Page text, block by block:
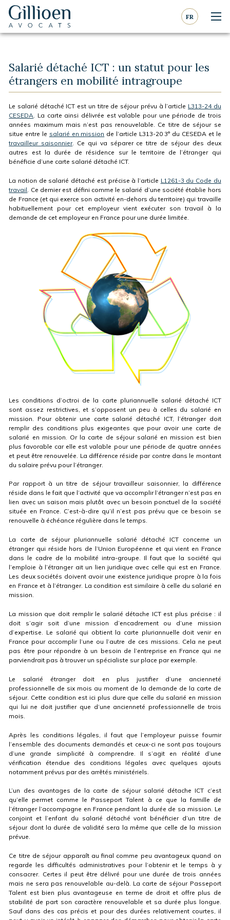
Aller au contenu
FR
Salarié détaché ICT : un statut pour les
étrangers en mobilité intragroupe
Le salarié détaché ICT est un titre de séjour prévu à l’article L313-24 du
CESEDA. La carte ainsi délivrée est valable pour une période de trois
années maximum mais n’est pas renouvelable. Ce titre de séjour se
situe entre le salarié en mission de l’article L313-20 3° du CESEDA et le
travailleur saisonnier. Ce qui va séparer ce titre de séjour des deux
autres est la durée de résidence sur le territoire de l’étranger qui
bénéficie d’une carte salarié détaché ICT.
La notion de salarié détaché est précise à l’article L1261-3 du Code du
travail . Ce dernier est défini comme le salarié d’une société établie hors
de France (et qui exerce son activité en-dehors du territoire) qui travaille
habituellement pour cet employeur vient exécuter son travail à la
demande de cet employeur en France pour une durée limitée.
Les conditions d’octroi de la carte pluriannuelle salarié détaché ICT
sont assez restrictives, et s’opposent un peu à celles du salarié en
mission. Pour obtenir une carte salarié détaché ICT, l’étranger doit
remplir des conditions plus exigeantes que pour avoir une carte de
salarié en mission. Or la carte de séjour salarié en mission est bien
plus favorable car elle est valable pour une période de quatre années
et peut être renouvelée. La différence réside par contre dans le montant
du salaire prévu pour l’étranger.
Par rapport à un titre de séjour travailleur saisonnier, la différence
réside dans le fait que l’activité que va accomplir l’étranger n’est pas en
lien avec un saison mais plutôt avec un besoin ponctuel de la société
située en France. C’est-à-dire qu’il n’est pas prévu que ce besoin se
renouvelle à échéance régulière dans le temps.
La carte de séjour pluriannuelle salarié détaché ICT concerne un
étranger qui réside hors de l’Union Européenne et qui vient en France
dans le cadre de la mobilité intra-groupe. Il faut que la société qui
l’emploie à l’étranger ait un lien juridique avec celle qui est en France.
Les deux sociétés doivent avoir une existence juridique propre à la fois
en France et à l’étranger. La condition est similaire à celle du salarié en
mission.
La mission que doit remplir le salarié détache ICT est plus précise : il
doit s’agir soit d’une mission d’encadrement ou d’une mission
d’expertise. Le salarié qui obtient la carte pluriannuelle doit venir en
France pour accomplir l’une ou l’autre de ces missions. Cela ne peut
pas être pour répondre à un besoin de l’entreprise en France qui ne
parviendrait pas à trouver un spécialiste sur place par exemple.
Le salarié étranger doit en plus justifier d’une ancienneté
professionnelle de six mois au moment de la demande de la carte de
séjour. Cette condition est ici plus dure que celle du salarié en mission
qui lui ne doit justifier que d’une ancienneté professionnelle de trois
mois.
Après les conditions légales, il faut que l’employeur puisse fournir
l’ensemble des documents demandés et ceux-ci ne sont pas toujours
d’une grande simplicité à comprendre. Il s’agit en réalité d’une
vérification étendue des conditions légales avec quelques ajouts
notamment prévus par des arrêtés ministériels.
L’un des avantages de la carte de séjour salarié détache ICT c’est
qu’elle permet comme le Passeport Talent à ce que la famille de
l’étranger l’accompagne en France pendant la durée de sa mission. Le
conjoint et l’enfant du salarié détaché vont bénéficier d’un titre de
séjour dont la durée de validité sera la même que celle de la mission
prévue.
Ce titre de séjour apparaît au final comme peu avantageux quand on
regarde les difficultés administratives pour l’obtenir et le temps à y
consacrer. Certes il peut être délivré pour une durée de trois années
mais ne sera pas renouvelable au-delà. La carte de séjour Passeport
Talent est bien plus avantageuse en terme de droit et offre plus de
stabilité de part son caractère renouvelable et sa durée plus longue.
Sauf dans des cas précis et pour des durées relativement courtes, il